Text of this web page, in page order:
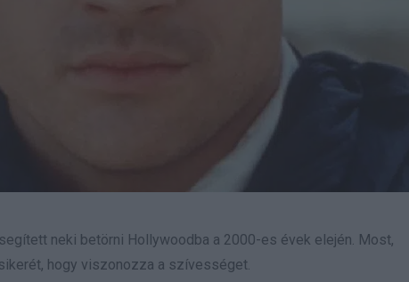
neki betörni Hollywoodba a 2000-es évek elején. Most,
hogy viszonozza a szívességet.